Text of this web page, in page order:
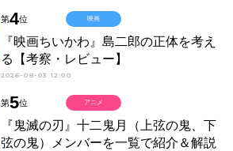
第4位
『映画ちいかわ』島二郎の正体を考え
る【考察・レビュー】
2026-08-03 12:00
映画
第5位
『鬼滅の刃』十二鬼月（上弦の鬼、下
弦の鬼）メンバーを一覧で紹介＆解説
アニメ